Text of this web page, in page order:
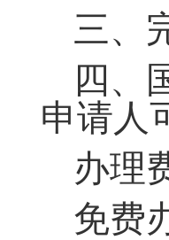
三、
四、
申请人
办理
免费